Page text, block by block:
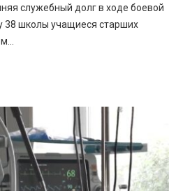
служебный долг в ходе боевой
38 школы учащиеся старших